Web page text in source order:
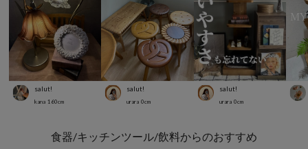
salut!
kana 160cm
salut!
urara 0cm
salut!
urara 0cm
食器/キッチンツール/飲料からのおすすめ